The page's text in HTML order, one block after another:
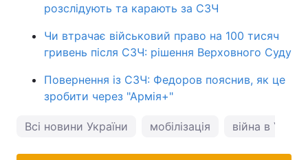
розслідують та карають за СЗЧ
Чи втрачає військовий право на 100 тисяч
гривень після СЗЧ: рішення Верховного Суду
Повернення із СЗЧ: Федоров пояснив, як це
зробити через "Армія+"
Всі новини України мобілізація війна в